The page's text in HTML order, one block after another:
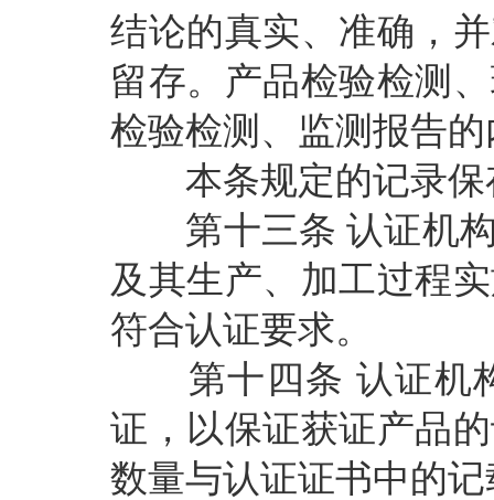
结论的真实、准确，
留存。产品检验检测
检验检测、监测报告
本条规定的记录保
第十三条 认证机
及其生产、加工过程
符合认证要求。
第十四条 认证机
证，以保证获证产品
数量与认证证书中的